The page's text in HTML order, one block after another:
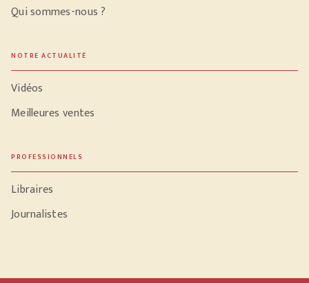
Qui sommes-nous ?
NOTRE ACTUALITÉ
Vidéos
Meilleures ventes
PROFESSIONNELS
Libraires
Journalistes